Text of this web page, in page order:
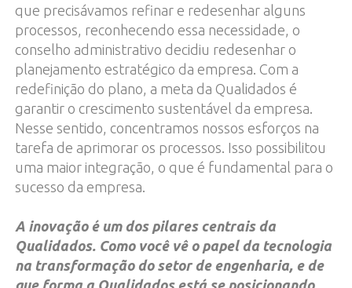
que precisávamos refinar e redesenhar alguns
processos, reconhecendo essa necessidade, o
conselho administrativo decidiu redesenhar o
planejamento estratégico da empresa. Com a
redefinição do plano, a meta da Qualidados é
garantir o crescimento sustentável da empresa.
Nesse sentido, concentramos nossos esforços na
tarefa de aprimorar os processos. Isso possibilitou
uma maior integração, o que é fundamental para o
sucesso da empresa.
A inovação é um dos pilares centrais da
Qualidados. Como você vê o papel da tecnologia
na transformação do setor de engenharia, e de